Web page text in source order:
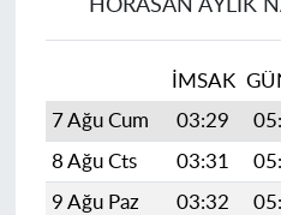
HORASAN AYLIK
İMSAK
7 Ağu Cum
03:29
8 Ağu Cts
03:31
9 Ağu Paz
03:32